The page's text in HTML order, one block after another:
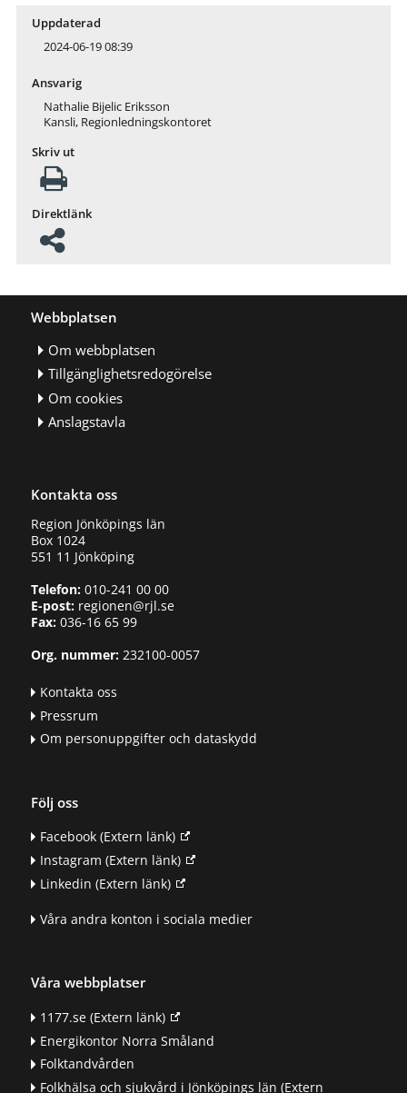
Uppdaterad
2024-06-19 08:39
Ansvarig
Nathalie Bijelic Eriksson
Kansli, Regionledningskontoret
Skriv ut
Direktlänk
Webbplatsen
Om webbplatsen
Tillgänglighetsredogörelse
Om cookies
Anslagstavla
Kontakta oss
Region Jönköpings län
Box 1024
551 11 Jönköping
Telefon:010-241 00 00
E-post:regionen@rjl.se
Fax: 036-16 65 99
Org. nummer:232100-0057
Kontakta oss
Pressrum
Om personuppgifter och dataskydd
Följ oss
Facebook(Extern länk)
Instagram (Extern länk)
Linkedin (Extern länk)
Våra andra konton i sociala medier
Våra webbplatser
1177.se(Extern länk)
Energikontor Norra Småland
Folktandvården
Folkhälsa och sjukvård i Jönköpings län (Extern